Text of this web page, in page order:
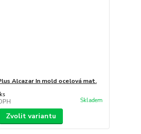
Alcazar In mold ocelová mat.
Skladem
Zvolit variantu